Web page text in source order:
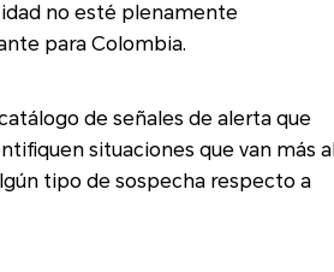
no esté plenamente
para Colombia.
de alerta que
que van más allá
tipo de sospecha respecto a